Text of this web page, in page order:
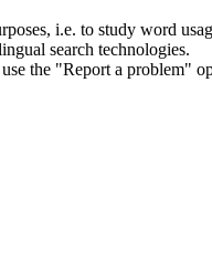
i.e. to study word
search technologies.
the "Report a problem"